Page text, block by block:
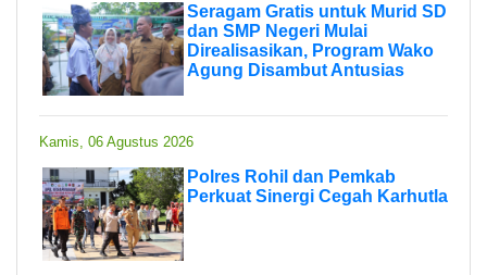
Seragam Gratis untuk Murid SD
dan SMP Negeri Mulai
Direalisasikan, Program Wako
Agung Disambut Antusias
Kamis, 06 Agustus 2026
Polres Rohil dan Pemkab
Perkuat Sinergi Cegah Karhutla